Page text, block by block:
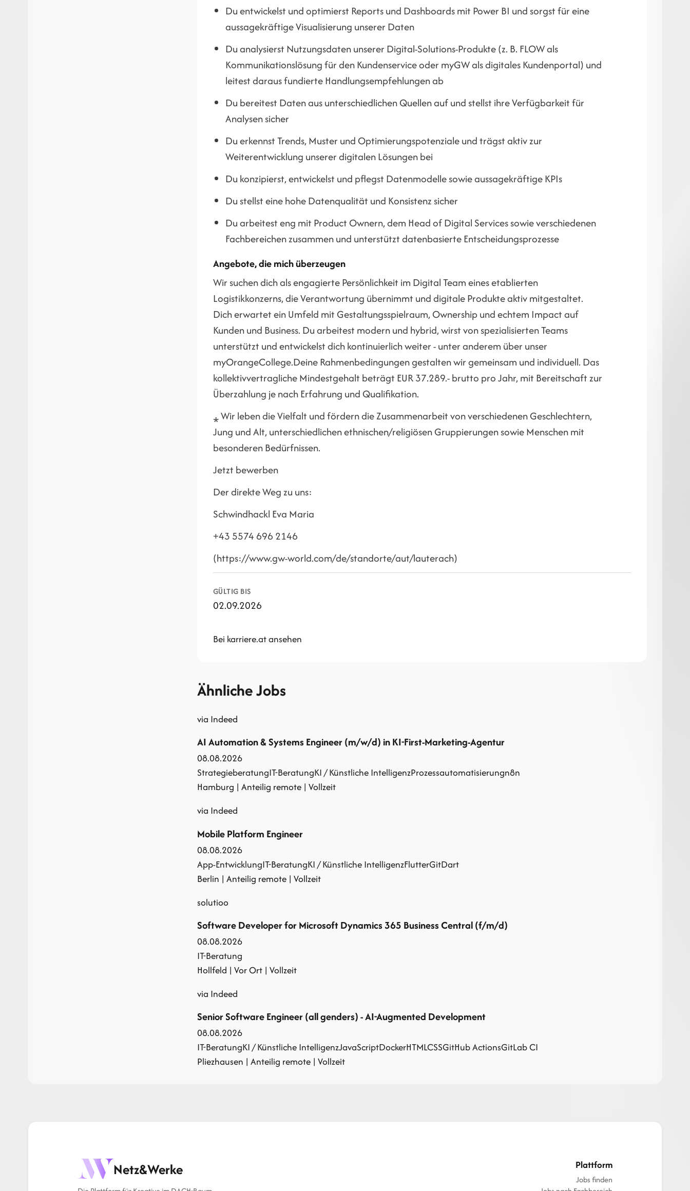
Du entwickelst und optimierst Reports und Dashboards mit Power BI und sorgst für eine
aussagekräftige Visualisierung unserer Daten
Du analysierst Nutzungsdaten unserer Digital-Solutions-Produkte (z. B. FLOW als
Kommunikationslösung für den Kundenservice oder myGW als digitales Kundenportal) und
leitest daraus fundierte Handlungsempfehlungen ab
Du bereitest Daten aus unterschiedlichen Quellen auf und stellst ihre Verfügbarkeit für
Analysen sicher
Du erkennst Trends, Muster und Optimierungspotenziale und trägst aktiv zur
Weiterentwicklung unserer digitalen Lösungen bei
Du konzipierst, entwickelst und pflegst Datenmodelle sowie aussagekräftige KPIs
Du stellst eine hohe Datenqualität und Konsistenz sicher
Du arbeitest eng mit Product Ownern, dem Head of Digital Services sowie verschiedenen
Fachbereichen zusammen und unterstützt datenbasierte Entscheidungsprozesse
Angebote, die mich überzeugen
Wir suchen dich als engagierte Persönlichkeit im Digital Team eines etablierten
Logistikkonzerns, die Verantwortung übernimmt und digitale Produkte aktiv mitgestaltet.
Dich erwartet ein Umfeld mit Gestaltungsspielraum, Ownership und echtem Impact auf
Kunden und Business. Du arbeitest modern und hybrid, wirst von spezialisierten Teams
unterstützt und entwickelst dich kontinuierlich weiter - unter anderem über unser
myOrangeCollege.Deine Rahmenbedingungen gestalten wir gemeinsam und individuell. Das
kollektivvertragliche Mindestgehalt beträgt EUR 37.289.- brutto pro Jahr, mit Bereitschaft zur
Überzahlung je nach Erfahrung und Qualifikation.
⁎ Wir leben die Vielfalt und fördern die Zusammenarbeit von verschiedenen Geschlechtern,
Jung und Alt, unterschiedlichen ethnischen/religiösen Gruppierungen sowie Menschen mit
besonderen Bedürfnissen.
Jetzt bewerben
Der direkte Weg zu uns:
Schwindhackl Eva Maria
+43 5574 696 2146
(https://www.gw-world.com/de/standorte/aut/lauterach)
GÜLTIG BIS
02.09.2026
Bei karriere.at ansehen
Ähnliche Jobs
via Indeed
AI Automation & Systems Engineer (m/w/d) in KI-First-Marketing-Agentur
08.08.2026
StrategieberatungIT-BeratungKI / Künstliche IntelligenzProzessautomatisierungn8n
Hamburg | Anteilig remote | Vollzeit
via Indeed
Mobile Platform Engineer
08.08.2026
App-EntwicklungIT-BeratungKI / Künstliche IntelligenzFlutterGitDart
Berlin | Anteilig remote | Vollzeit
solutioo
Software Developer for Microsoft Dynamics 365 Business Central (f/m/d)
08.08.2026
IT-Beratung
Hollfeld | Vor Ort | Vollzeit
via Indeed
Senior Software Engineer (all genders) - AI-Augmented Development
08.08.2026
IT-BeratungKI / Künstliche IntelligenzJavaScriptDockerHTMLCSSGitHub ActionsGitLab CI
Pliezhausen | Anteilig remote | Vollzeit
Netz&Werke Plattform
Jobs finden